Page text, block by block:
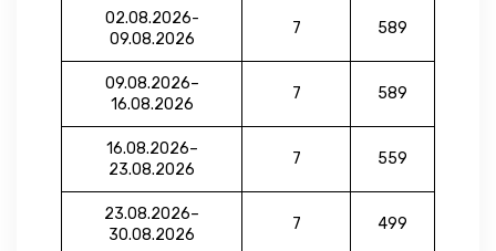
02.08.2026-
09.08.2026
7 589
09.08.2026–
16.08.2026
7 589
16.08.2026–
23.08.2026
7 559
23.08.2026–
30.08.2026
7 499